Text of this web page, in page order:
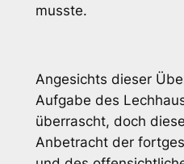
musste.
Angesichts dieser
Aufgabe des
überrascht, doch
Anbetracht der